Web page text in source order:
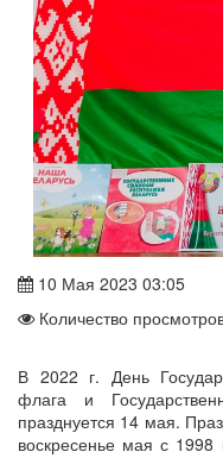
10 Мая 2023 03:05
Количество
В 2022 г. День
флага и
празднуется 14 мая.
воскресенье мая с 1998